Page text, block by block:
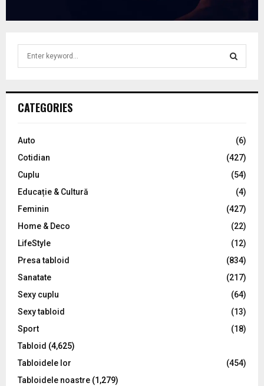
h
o
:
C
CATEGORIES
Auto
(6)
Cotidian
(427)
Cuplu
(54)
Educație & Cultură
(4)
Feminin
(427)
Home & Deco
(22)
LifeStyle
(12)
Presa tabloid
(834)
Sanatate
(217)
Sexy cuplu
(64)
Sexy tabloid
(13)
Sport
(18)
Tabloid (4,625)
Tabloidele lor
(454)
Tabloidele noastre (1,279)